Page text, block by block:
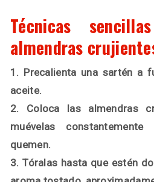
Técnicas
almendras
1. Precalienta una sartén a
aceite.
2. Coloca las almendras
muévelas
quemen.
3. Tóralas hasta que estén